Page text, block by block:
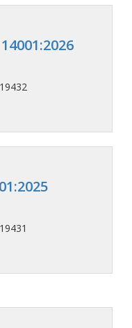
19432
19431